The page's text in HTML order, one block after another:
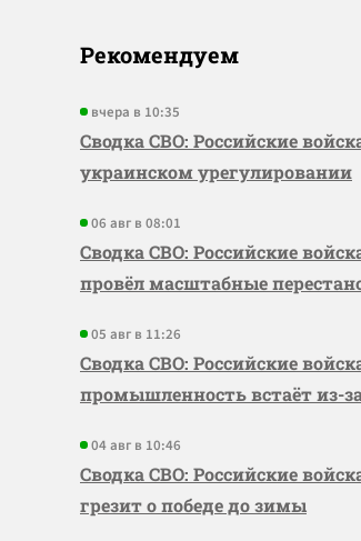
Рекомендуем
вчера в 10:35
Сводка СВО: Российские
украинском урегулировании
06 авг в 08:01
Сводка СВО: Российские
провёл масштабные
05 авг в 11:26
Сводка СВО: Российские
промышленность встаёт из-
04 авг в 10:46
Сводка СВО: Российские
грезит о победе до зимы